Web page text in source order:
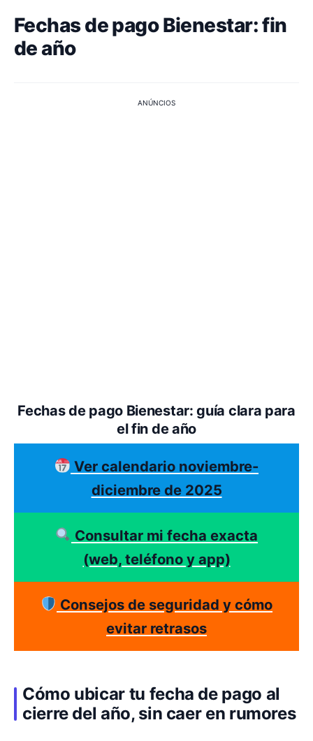
Fechas de pago Bienestar: fin
de año
ANÚNCIOS
Fechas de pago Bienestar: guía clara para
el fin de año
Ver calendario noviembre-
diciembre de 2025
Consultar mi fecha exacta
(web, teléfono y app)
Consejos de seguridad y cómo
evitar retrasos
Cómo ubicar tu fecha de pago al
cierre del año, sin caer en rumores